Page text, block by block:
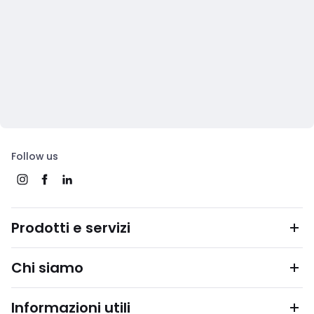
Follow us
Prodotti e servizi
Chi siamo
Informazioni utili